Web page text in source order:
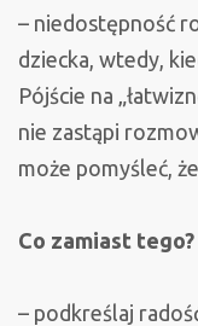
– niedostępność
dziecka, wtedy,
Pójście na
nie zastąpi
może pomyśleć,
Co zamiast tego?
– podkreślaj